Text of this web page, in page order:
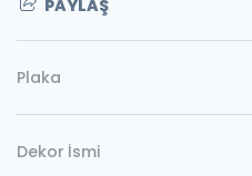
PAYLAŞ
Plaka
Dekor İsmi